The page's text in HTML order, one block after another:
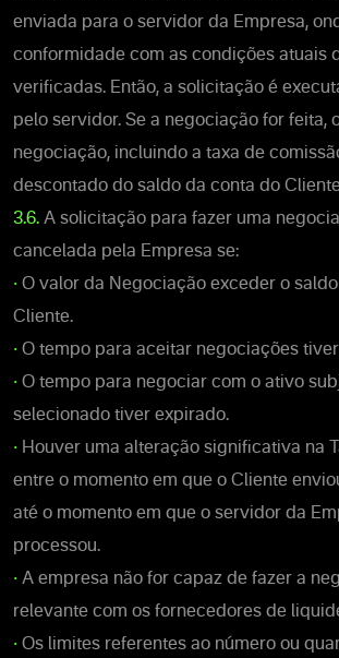
enviada para o servidor da Empresa,
conformidade com as condições atuais
verificadas. Então, a solicitação é
pelo servidor. Se a negociação for feita,
negociação, incluindo a taxa de
descontado do saldo da conta do
3.6. A solicitação para fazer uma
cancelada pela Empresa se:
• O valor da Negociação exceder o
Cliente.
• O tempo para aceitar negociações
• O tempo para negociar com o ativo
selecionado tiver expirado.
• Houver uma alteração significativa na
entre o momento em que o Cliente
até o momento em que o servidor da
processou.
• A empresa não for capaz de fazer a
relevante com os fornecedores de
• Os limites referentes ao número ou